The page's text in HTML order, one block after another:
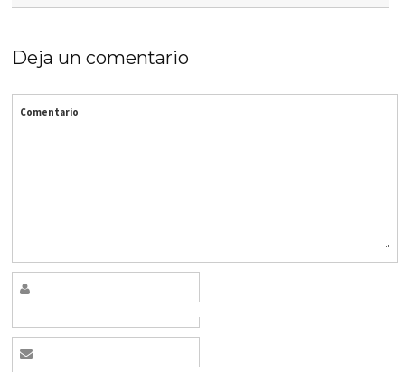
Deja un comentario
Comentario